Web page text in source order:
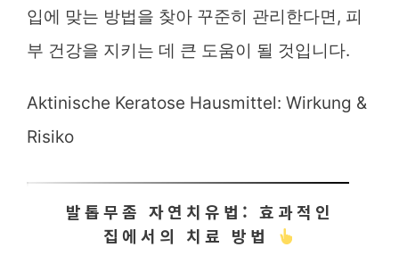
입에 맞는 방법을 찾아 꾸준히 관리한다면, 피
부 건강을 지키는 데 큰 도움이 될 것입니다.
Aktinische Keratose Hausmittel: Wirkung &
Risiko
발톱무좀 자연치유법: 효과적인
집에서의 치료 방법